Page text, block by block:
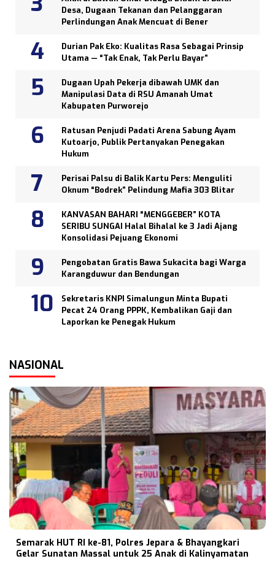
Desa, Dugaan Tekanan dan Pelanggaran
Perlindungan Anak Mencuat di Bener
Durian Pak Eko: Kualitas Rasa Sebagai Prinsip
Utama — “Tak Enak, Tak Perlu Bayar”
Dugaan Upah Pekerja dibawah UMK dan
Manipulasi Data di RSU Amanah Umat
Kabupaten Purworejo
Ratusan Penjudi Padati Arena Sabung Ayam
Kutoarjo, Publik Pertanyakan Penegakan
Hukum
Perisai Palsu di Balik Kartu Pers: Menguliti
Oknum “Bodrek” Pelindung Mafia 303 Blitar
KANVASAN BAHARI “MENGGEBER” KOTA
SERIBU SUNGAI Halal Bihalal ke 3 Jadi Ajang
Konsolidasi Pejuang Ekonomi
Pengobatan Gratis Bawa Sukacita bagi Warga
Karangduwur dan Bendungan
Sekretaris KNPI Simalungun Minta Bupati
Pecat 24 Orang PPPK, Kembalikan Gaji dan
Laporkan ke Penegak Hukum
NASIONAL
Semarak HUT RI ke-81, Polres Jepara & Bhayangkari
Gelar Sunatan Massal untuk 25 Anak di Kalinyamatan